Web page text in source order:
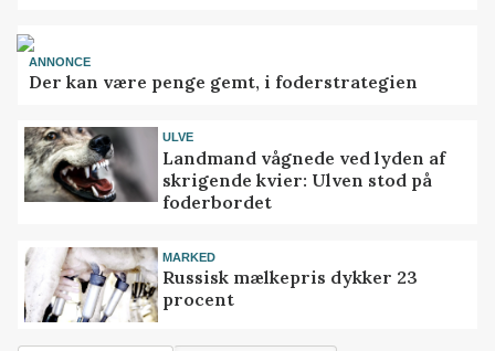
ANNONCE
Der kan være penge gemt, i foderstrategien
ULVE
Landmand vågnede ved lyden af
skrigende kvier: Ulven stod på
foderbordet
MARKED
Russisk mælkepris dykker 23
procent